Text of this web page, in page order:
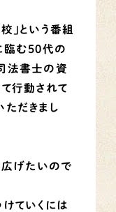
」という番組
臨む50代の
法書士の資
行動されて
だきまし
広げたいので
ていくには